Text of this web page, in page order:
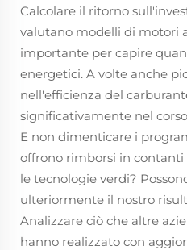
Calcolare il ritorno
valutano modelli di motori
importante per capire
energetici. A volte anche
nell'efficienza del
significativamente nel
E non dimenticare i
offrono rimborsi in contanti
le tecnologie verdi?
ulteriormente il nostro
Analizzare ciò che altre
hanno realizzato con